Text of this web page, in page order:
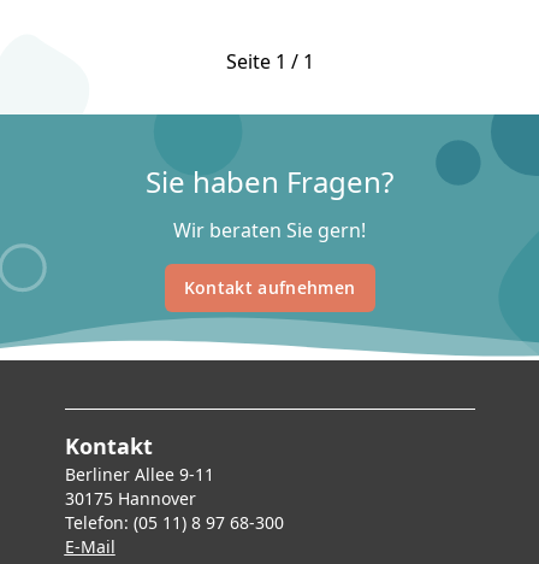
Seite 1 / 1
Sie haben Fragen?
Wir beraten Sie gern!
Kontakt aufnehmen
Kontakt
Berliner Allee 9-11
30175 Hannover
Telefon: (05 11) 8 97 68-300
E-Mail